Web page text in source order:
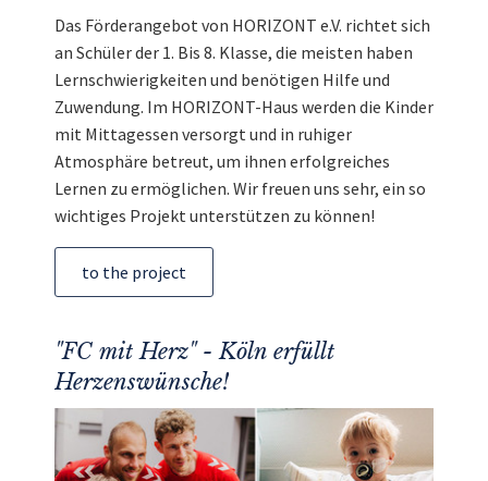
Das Förderangebot von HORIZONT e.V. richtet sich
an Schüler der 1. Bis 8. Klasse, die meisten haben
Lernschwierigkeiten und benötigen Hilfe und
Zuwendung. Im HORIZONT-Haus werden die Kinder
mit Mittagessen versorgt und in ruhiger
Atmosphäre betreut, um ihnen erfolgreiches
Lernen zu ermöglichen. Wir freuen uns sehr, ein so
wichtiges Projekt unterstützen zu können!
to the project
"FC mit Herz" - Köln erfüllt
Herzenswünsche!